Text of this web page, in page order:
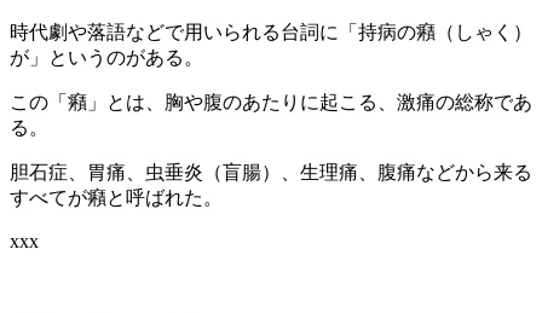
時代劇や落語などで用いられる台詞に「持病の癪（しゃく）
が」というのがある。
この「癪」とは、胸や腹のあたりに起こる、激痛の総称であ
る。
胆石症、胃痛、虫垂炎 （盲腸）、生理痛、腹痛などから来る
すべてが癪と呼ばれた。
xxx